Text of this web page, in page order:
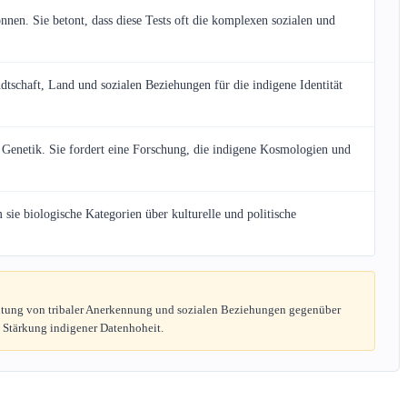
Sie betont, dass diese Tests oft die komplexen sozialen und
Land und sozialen Beziehungen für die indigene Identität
Sie fordert eine Forschung, die indigene Kosmologien und
biologische Kategorien über kulturelle und politische
von tribaler Anerkennung und sozialen Beziehungen gegenüber
indigener Datenhoheit.